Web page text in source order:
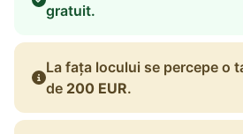
gratuit.
La fața locului se percepe o
de 200 EUR.